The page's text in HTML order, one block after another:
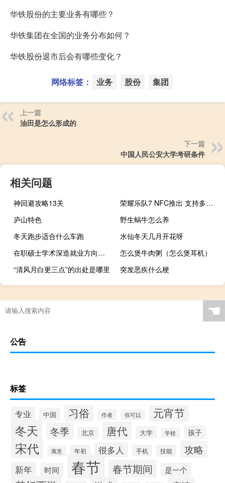
华铁股份的主要业务有哪些？
华铁集团在全国的业务分布如何？
华铁股份退市后会有哪些变化？
网络标签： 业务 股份 集团
上一篇
油田是怎么形成的
下一篇
中国人民公安大学考研条件
相关问题
神回避攻略13关
荣耀乐队7 NFC推出 支持多达96种运动模式
庐山特色
野生蜗牛怎么养
冬天跑步适合什么车跑
水仙冬天几月开花呀
在职硕士学术深造就业方向广阔吗
怎么煲牛肉粥（怎么煲耳机）
“清风月白更三点”的出处是哪里
突发恶疾什么梗
☚
公告
标签
专业 中国 习俗 作者 你可以 元宵节
冬天 冬季 北京 唐代 大学 学校 孩子
宋代 寓意 年初 很多人 手机 技能 攻略
新年 时间 春节 春节期间 是一个